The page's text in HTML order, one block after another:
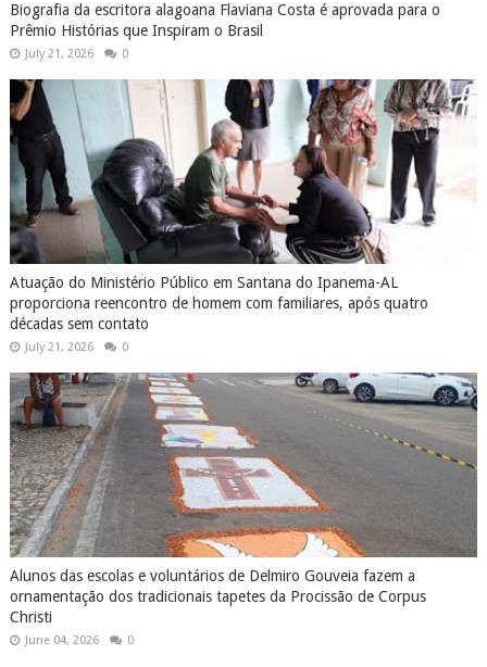
Biografia da escritora alagoana Flaviana Costa é aprovada para o
Prêmio Histórias que Inspiram o Brasil
July 21, 2026 0
Atuação do Ministério Público em Santana do Ipanema-AL
proporciona reencontro de homem com familiares, após quatro
décadas sem contato
July 21, 2026 0
Alunos das escolas e voluntários de Delmiro Gouveia fazem a
ornamentação dos tradicionais tapetes da Procissão de Corpus
Christi
June 04, 2026 0